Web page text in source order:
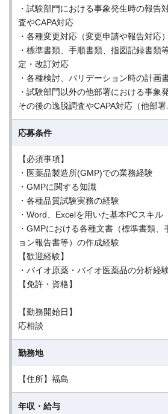
・試験部門における事象発生時の報告
査やCAPA対応
・各種変更対応（変更申請や報告対応）
・標準書類、手順書類、指図記録書類
定・改訂対応
・各種検討、バリデーション時の計画
・試験部門以外の他部署における事象
その後の逸脱調査やCAPA対応（他部署
応募条件
【必須事項】
・医薬品製造所(GMP)での業務経験
・GMPに関する知識
・各種品質試験実務の経験
・Word、Excelを用いた基本PCスキル
・GMPにおける各種文書（標準書類
ョン報告書等）の作成経験
【歓迎経験】
・バイオ原薬・バイオ医薬品の分析経
【免許・資格】
【勤務開始日】
応相談
勤務地
【住所】福島
年収・給与